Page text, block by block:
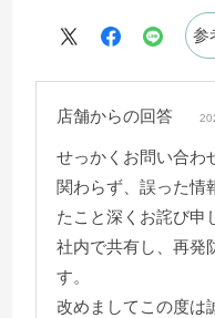
ベッドボードの中心に
溝のような装飾、又は
のでしょうか。
お問い合わせいただい
が、
ヘッドボード部分の５
溝となっているデザイ
参
店舗からの回答
せっかくお問い合わ
関わらず、誤った情
たこと深くお詫び申
社内で共有し、再発
す。
改めましてこの度は